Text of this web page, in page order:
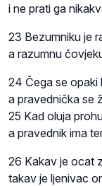
i ne prati ga
23 Bezumniku je
a razumnu
24 Čega se opaki
a pravednička se
25 Kad oluja
a pravednik ima
26 Kakav je ocat
takav je ljenivac